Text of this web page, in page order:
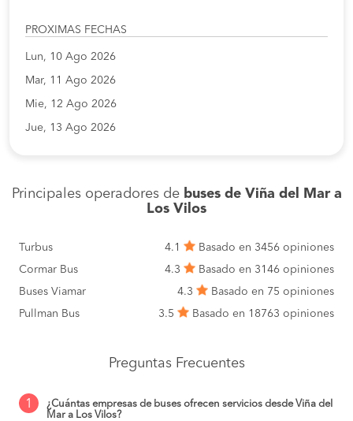
PROXIMAS FECHAS
Lun, 10 Ago 2026
Mar, 11 Ago 2026
Mie, 12 Ago 2026
Jue, 13 Ago 2026
Principales operadores de buses de Viña del Mar a
Los Vilos
Turbus 4.1
Basado en 3456 opiniones
Cormar Bus
4.3
Basado en 3146 opiniones
Buses Viamar
4.3
Basado en 75 opiniones
Pullman Bus
3.5 Basado en 18763 opiniones
Preguntas Frecuentes
1
¿Cuántas empresas de buses ofrecen servicios desde Viña del
Mar a Los Vilos?